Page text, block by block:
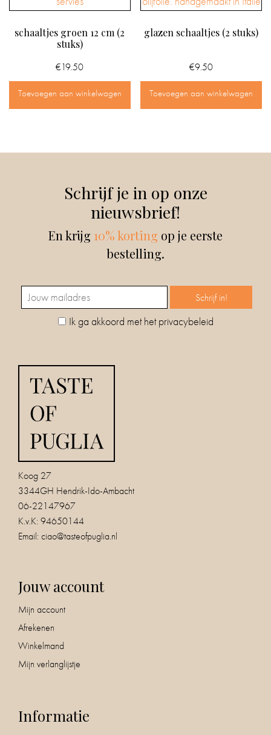
schaaltjes groen 12 cm (2
stuks)
€19.50
Toevoegen aan winkelwagen
glazen schaaltjes (2 stuks)
€9.50
Toevoegen aan winkelwagen
Schrijf je in op onze
nieuwsbrief!
En krijg 10% korting op je eerste
bestelling.
Ik ga akkoord met het privacybeleid
Koog 27
3344GH Hendrik-Ido-Ambacht
06-22147967
K.v.K: 94650144
Email: ciao@tasteofpuglia.nl
Jouw account
Mijn account
Afrekenen
Winkelmand
Mijn verlanglijstje
Informatie